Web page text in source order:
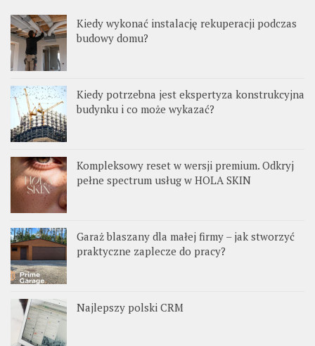
Kiedy wykonać instalację rekuperacji podczas
budowy domu?
Kiedy potrzebna jest ekspertyza konstrukcyjna
budynku i co może wykazać?
Kompleksowy reset w wersji premium. Odkryj
pełne spectrum usług w HOLA SKIN
Garaż blaszany dla małej firmy – jak stworzyć
praktyczne zaplecze do pracy?
Najlepszy polski CRM